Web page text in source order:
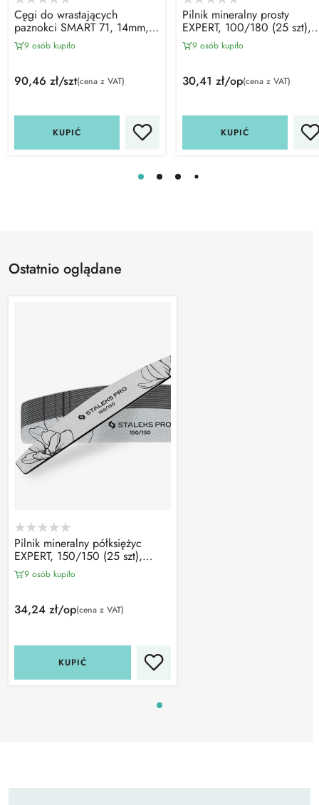
Cęgi do wrastających
paznokci SMART 71, 14mm,
Staleks PRO
9 osób kupiło
90,46 zł/szt(cena z VAT)
KUPIĆ
Pilnik mineralny prosty
EXPERT, 100/180 (25 szt),
Staleks PRO
9 osób kupiło
30,41 zł/op(cena z VAT)
KUPIĆ
Ostatnio oglądane
Pilnik mineralny półksiężyc
EXPERT, 150/150 (25 szt),
Staleks PRO
9 osób kupiło
34,24 zł/op(cena z VAT)
KUPIĆ